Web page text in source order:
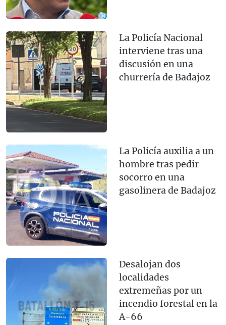
La Policía Nacional
interviene tras una
discusión en una
churrería de Badajoz
La Policía auxilia a un
hombre tras pedir
socorro en una
gasolinera de Badajoz
Desalojan dos
localidades
extremeñas por un
incendio forestal en la
A-66